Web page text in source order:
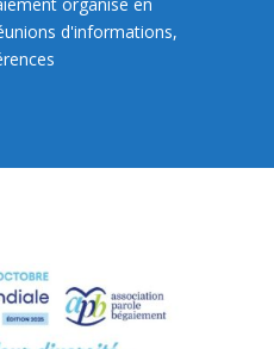
d'informations,